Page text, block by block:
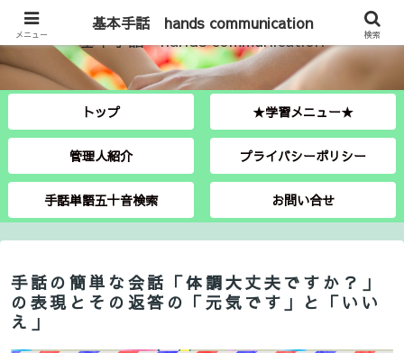
基本手話 hands communication
トップ ★学習メニュー★
管理人紹介 プライバシーポリシー
手話単語五十音検索 お問い合せ
手話の簡単な会話「体調大丈夫ですか？」
の表現とその返答の「元気です」と「いい
え」
メニュー
基本手話 hands communication
検索